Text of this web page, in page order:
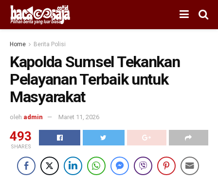
Home Berita Polisi
Kapolda Sumsel Tekankan
Pelayanan Terbaik untuk
Masyarakat
oleh admin Maret 11, 2026
493
SHARES